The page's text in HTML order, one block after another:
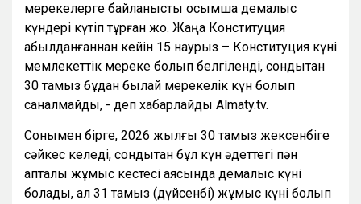
мерекелерге байланысты қосымша демалыс
күндері күтіп тұрған жоқ. Жаңа Конституция
қабылданғаннан кейін 15 наурыз – Конституция күні
мемлекеттік мереке болып белгіленді, сондықтан
30 тамыз бұдан былай мерекелік күн болып
саналмайды, - деп хабарлайды Almaty.tv.
Сонымен бірге, 2026 жылғы 30 тамыз жексенбіге
сәйкес келеді, сондықтан бұл күн әдеттегі пән
апталық жұмыс кестесі аясында демалыс күні
болады, ал 31 тамыз (дүйсенбі) жұмыс күні болып